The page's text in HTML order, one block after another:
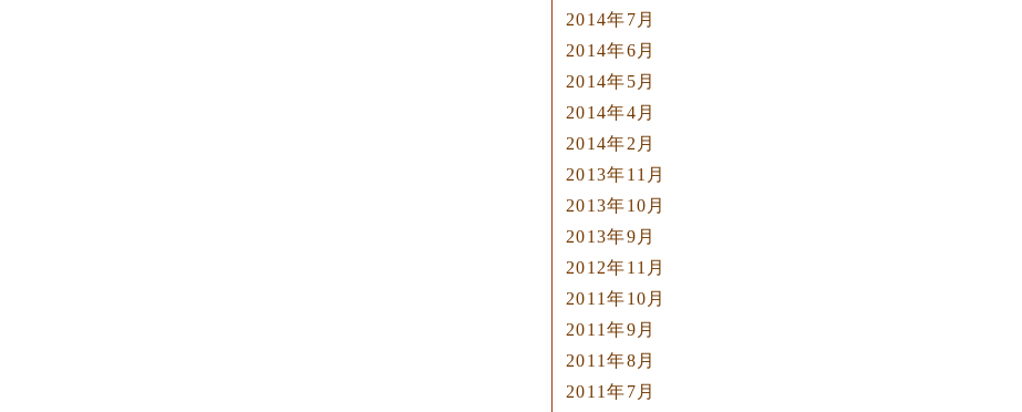
2014年7月
2014年6月
2014年5月
2014年4月
2014年2月
2013年11月
2013年10月
2013年9月
2012年11月
2011年10月
2011年9月
2011年8月
2011年7月